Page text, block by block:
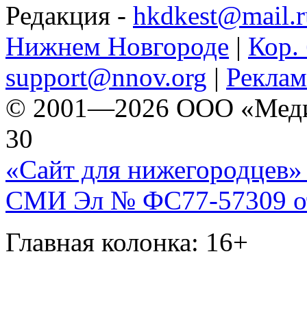
Редакция -
Нижнем Новгороде | Кор.
support@nnov.org |
© 2001—2026 ООО
30
«Сайт для нижегородцев»
СМИ Эл № ФС77-57309
Главная колонка: 16+